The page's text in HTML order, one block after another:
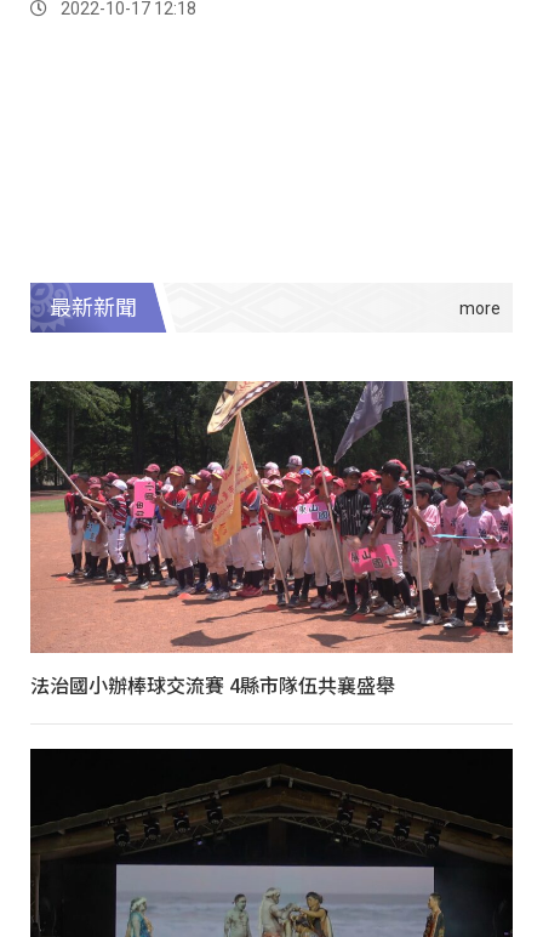
2022-10-17 12:18
最新新聞
法治國小辦棒球交流賽 4縣市隊伍共襄盛舉